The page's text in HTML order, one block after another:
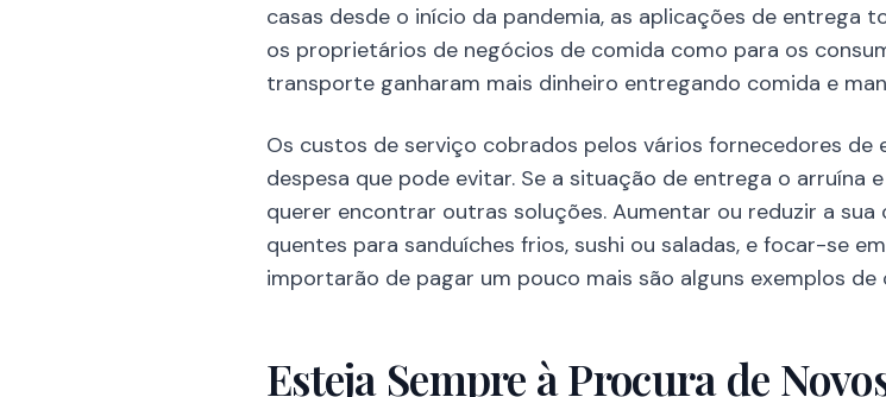
casas desde o início da pandemia, as aplicações de entrega
os proprietários de negócios de comida como para os
transporte ganharam mais dinheiro entregando comida e
Os custos de serviço cobrados pelos vários fornecedores de
despesa que pode evitar. Se a situação de entrega o arruína
querer encontrar outras soluções. Aumentar ou reduzir a
quentes para sanduíches frios, sushi ou saladas, e focar-se
importarão de pagar um pouco mais são alguns exemplos
Esteja Sempre à Procura de